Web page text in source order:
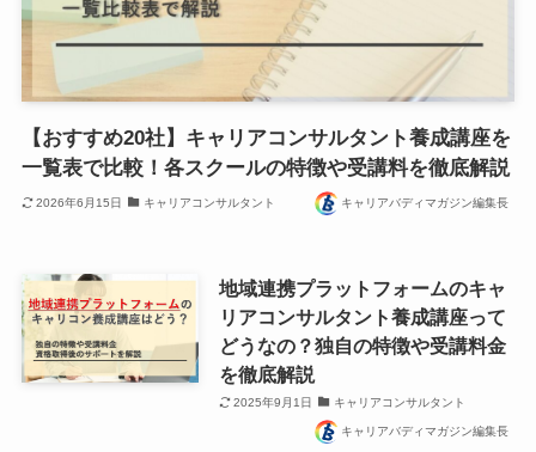
【おすすめ20社】キャリアコンサルタント養成講座を
一覧表で比較！各スクールの特徴や受講料を徹底解説
2026年6月15日 キャリアコンサルタント キャリアバディマガジン編集長
地域連携プラットフォームのキャ
リアコンサルタント養成講座って
どうなの？独自の特徴や受講料金
を徹底解説
2025年9月1日 キャリアコンサルタント
キャリアバディマガジン編集長